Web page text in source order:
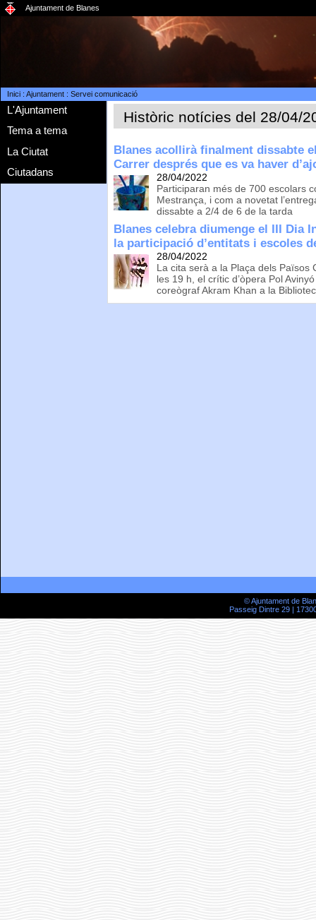
Ajuntament de Blanes
Inici: Ajuntament: Servei comunicació
L'Ajuntament
Tema a tema
La Ciutat
Ciutadans
Històric notícies del 28/04/
Blanes acollirà finalment dissabte
Carrer després que es va haver
28/04/2022
Participaran més de 700 escolars
Mestrança, i com a novetat
dissabte a 2/4 de 6 de la tarda
Blanes celebra diumenge el III Dia
la participació d’entitats i escoles
28/04/2022
La cita serà a la Plaça dels Països
les 19 h, el crític d’òpera Pol
coreògraf Akram Khan a la
© Ajuntament de
Passeig Dintre 29 |